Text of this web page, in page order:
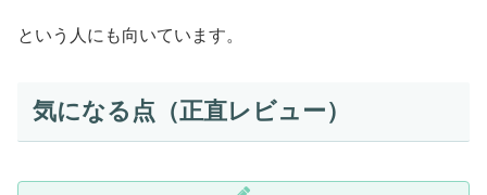
という人にも向いています。
気になる点（正直レビュー）